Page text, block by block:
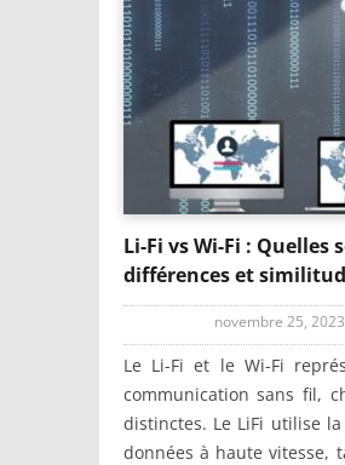
Li-Fi vs Wi-Fi : Quelles
différences et
novembre 25, 2023
Le Li-Fi et le Wi-Fi
communication sans fil,
distinctes. Le LiFi utilise
données à haute vitesse,